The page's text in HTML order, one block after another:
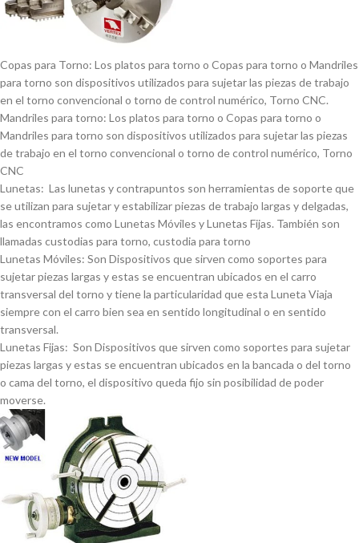
Copas para Torno: Los platos para torno o Copas para torno o Mandriles
para torno son dispositivos utilizados para sujetar las piezas de trabajo
en el torno convencional o torno de control numérico, Torno CNC.
Mandriles para torno: Los platos para torno o Copas para torno o
Mandriles para torno son dispositivos utilizados para sujetar las piezas
de trabajo en el torno convencional o torno de control numérico, Torno
CNC
Lunetas: Las lunetas y contrapuntos son herramientas de soporte que
se utilizan para sujetar y estabilizar piezas de trabajo largas y delgadas,
las encontramos como Lunetas Móviles y Lunetas Fijas. También son
llamadas custodias para torno, custodia para torno
Lunetas Móviles: Son Dispositivos que sirven como soportes para
sujetar piezas largas y estas se encuentran ubicados en el carro
transversal del torno y tiene la particularidad que esta Luneta Viaja
siempre con el carro bien sea en sentido longitudinal o en sentido
transversal.
Lunetas Fijas: Son Dispositivos que sirven como soportes para sujetar
piezas largas y estas se encuentran ubicados en la bancada o del torno
o cama del torno, el dispositivo queda fijo sin posibilidad de poder
moverse.